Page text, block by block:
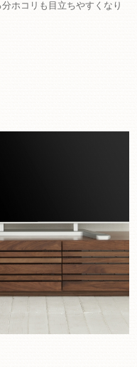
ホコリも目立ちやすくなり